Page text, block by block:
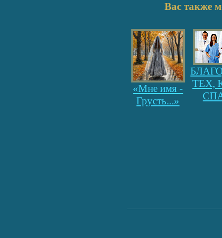
Вас также
«Мне имя -
Грусть...»
ТЕХ,